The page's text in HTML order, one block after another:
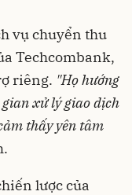
vụ chuyển thu
Techcombank,
riêng. "Họ hướng
xử lý giao dịch
thấy yên tâm
lược của